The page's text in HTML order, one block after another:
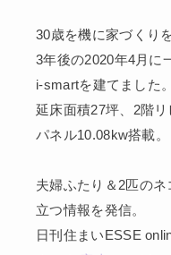
30歳を機に家づくり
3年後の2020年4月に
i-smartを建てました。
延床面積27坪、2階
パネル10.08kw搭載。
夫婦ふたり＆2匹の
立つ情報を発信。
日刊住まいESSE